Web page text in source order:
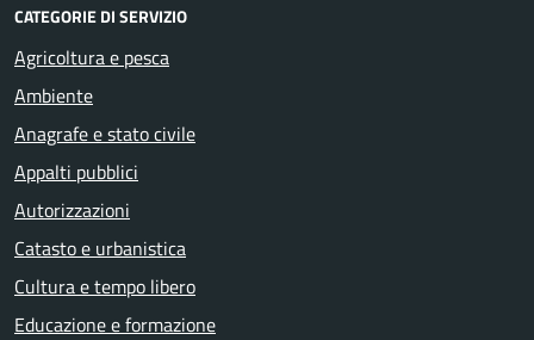
CATEGORIE DI SERVIZIO
Agricoltura e pesca
Ambiente
Anagrafe e stato civile
Appalti pubblici
Autorizzazioni
Catasto e urbanistica
Cultura e tempo libero
Educazione e formazione